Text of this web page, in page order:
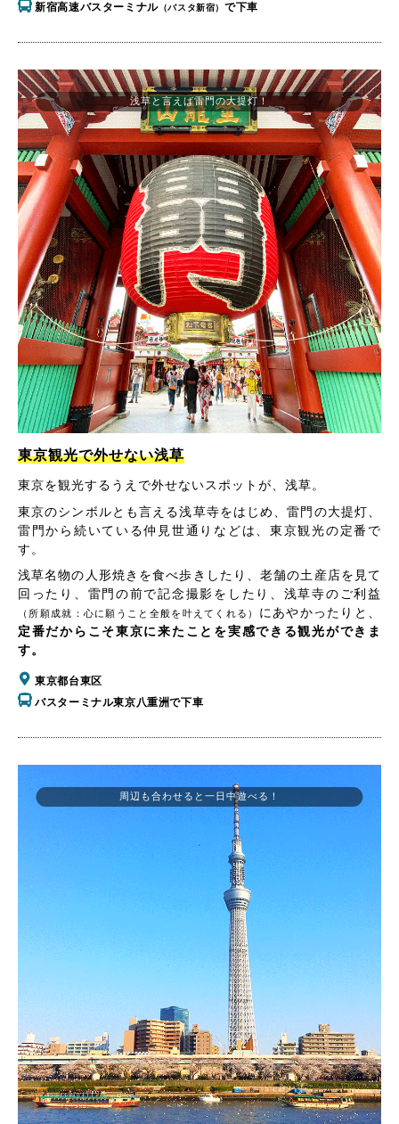
新宿高速バスターミナル（バスタ新宿） で下車
東京観光で外せない浅草
東京を観光するうえで外せないスポットが、浅草。
東京のシンボルとも言える浅草寺をはじめ、雷門の大提灯、
雷門から続いている仲見世通りなどは、東京観光の定番で
す。
浅草名物の人形焼きを食べ歩きしたり、老舗の土産店を見て
回ったり、雷門の前で記念撮影をしたり、浅草寺のご利益
（所願成就：心に願うこと全般を叶えてくれる）
にあやかったりと、
定番だからこそ東京に来たことを実感できる観光ができま
す。
東京都台東区
バスターミナル東京八重洲で下車
浅草と言えば雷門の大提灯！
周辺も合わせると一日中遊べる！